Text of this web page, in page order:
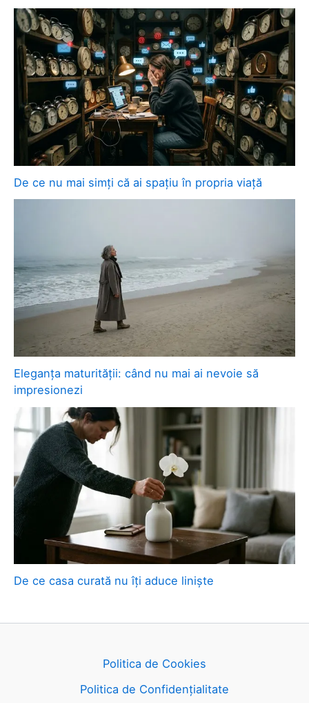
De ce nu mai simți că ai spațiu în propria viață
Eleganța maturității: când nu mai ai nevoie să
impresionezi
De ce casa curată nu îți aduce liniște
Politica de Cookies
Politica de Confidențialitate